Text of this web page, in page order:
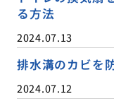
る方法
2024.07.13
排水溝のカビを
2024.07.12